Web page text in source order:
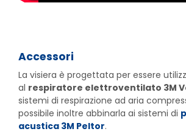
Accessori
La visiera è progettata per essere
al respiratore elettroventilato 3M
sistemi di respirazione ad aria
possibile inoltre abbinarla ai sistemi di
acustica 3M Peltor.